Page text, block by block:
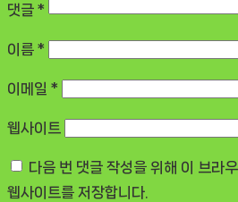
댓글 *
이름 *
이메일 *
웹사이트
다음 번 댓글 작성을 위해 이 브라
웹사이트를 저장합니다.